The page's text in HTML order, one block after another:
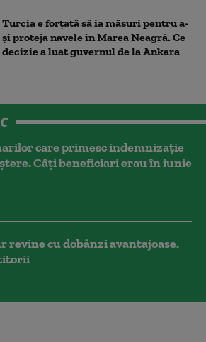
Turcia e forțată să ia măsuri pentru a-
și proteja navele în Marea Neagră. Ce
decizie a luat guvernul de la Ankara
care primesc indemnizaţie
Câți beneficiari erau în iunie
revine cu dobânzi avantajoase.